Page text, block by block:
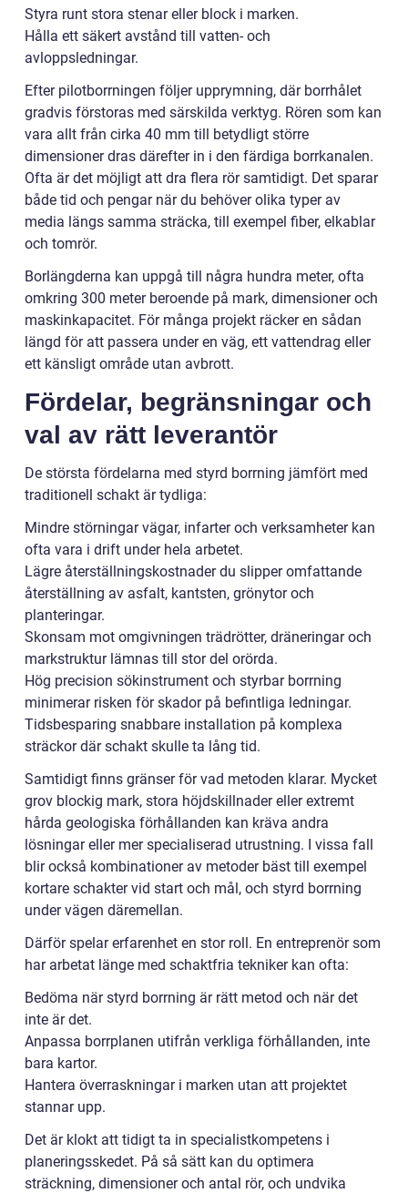
Styra runt stora stenar eller block i marken.
Hålla ett säkert avstånd till vatten- och
avloppsledningar.
Efter pilotborrningen följer upprymning, där borrhålet
gradvis förstoras med särskilda verktyg. Rören som kan
vara allt från cirka 40 mm till betydligt större
dimensioner dras därefter in i den färdiga borrkanalen.
Ofta är det möjligt att dra flera rör samtidigt. Det sparar
både tid och pengar när du behöver olika typer av
media längs samma sträcka, till exempel fiber, elkablar
och tomrör.
Borlängderna kan uppgå till några hundra meter, ofta
omkring 300 meter beroende på mark, dimensioner och
maskinkapacitet. För många projekt räcker en sådan
längd för att passera under en väg, ett vattendrag eller
ett känsligt område utan avbrott.
Fördelar, begränsningar och
val av rätt leverantör
De största fördelarna med styrd borrning jämfört med
traditionell schakt är tydliga:
Mindre störningar vägar, infarter och verksamheter kan
ofta vara i drift under hela arbetet.
Lägre återställningskostnader du slipper omfattande
återställning av asfalt, kantsten, grönytor och
planteringar.
Skonsam mot omgivningen trädrötter, dräneringar och
markstruktur lämnas till stor del orörda.
Hög precision sökinstrument och styrbar borrning
minimerar risken för skador på befintliga ledningar.
Tidsbesparing snabbare installation på komplexa
sträckor där schakt skulle ta lång tid.
Samtidigt finns gränser för vad metoden klarar. Mycket
grov blockig mark, stora höjdskillnader eller extremt
hårda geologiska förhållanden kan kräva andra
lösningar eller mer specialiserad utrustning. I vissa fall
blir också kombinationer av metoder bäst till exempel
kortare schakter vid start och mål, och styrd borrning
under vägen däremellan.
Därför spelar erfarenhet en stor roll. En entreprenör som
har arbetat länge med schaktfria tekniker kan ofta:
Bedöma när styrd borrning är rätt metod och när det
inte är det.
Anpassa borrplanen utifrån verkliga förhållanden, inte
bara kartor.
Hantera överraskningar i marken utan att projektet
stannar upp.
Det är klokt att tidigt ta in specialistkompetens i
planeringsskedet. På så sätt kan du optimera
sträckning, dimensioner och antal rör, och undvika